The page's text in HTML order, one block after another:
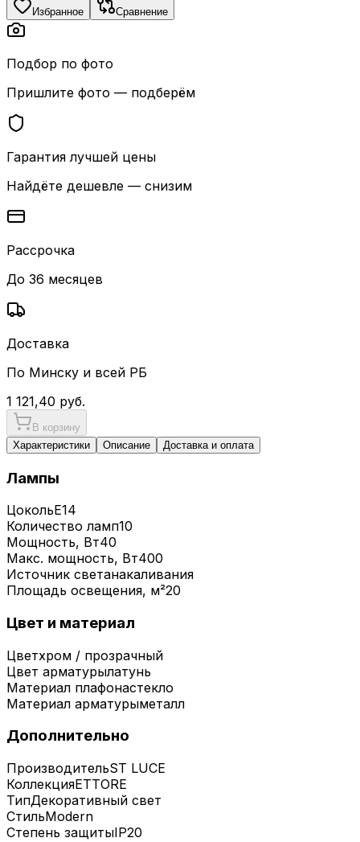
Избранное Сравнение
Подбор по фото
Пришлите фото — подберём
Гарантия лучшей цены
Найдёте дешевле — снизим
Рассрочка
До 36 месяцев
Доставка
По Минску и всей РБ
1 121,40 руб.
В корзину
Характеристики
Описание Доставка и оплата
Лампы
ЦокольE14
Количество ламп10
Мощность, Вт40
Макс. мощность, Вт400
Источник светанакаливания
Площадь освещения, м²20
Цвет и материал
Цветхром / прозрачный
Цвет арматурылатунь
Материал плафонастекло
Материал арматурыметалл
Дополнительно
ПроизводительST LUCE
КоллекцияETTORE
ТипДекоративный свет
СтильModern
Степень защитыIP20